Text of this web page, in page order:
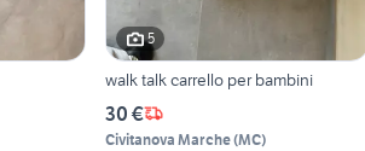
5
walk talk carrello per bambini
30 €
Civitanova Marche(MC)